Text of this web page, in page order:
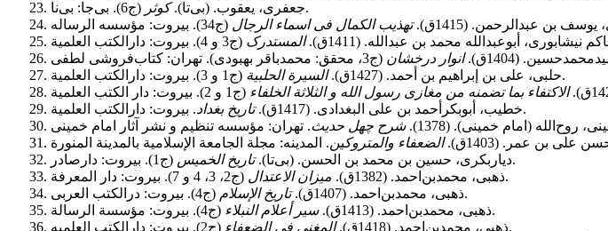
جعفری، یعقوب. (بی‌تا).کوثر
(ج6). بی‌جا: بی‌نا.
بن عبدالرحمن. (1415ق).
تهذیب الکمال فی اسماء الرجال
نیشابوری، أبوعبدالله محمد بن عبدالله. (1411ق).
المستدرک
(1404ق).
انوار درخشان
حلبی، علی بن إبراهیم بن أحمد. (1427ق).
السیرة الحلبیة
(ج1 و 3). بیروت: دارالکتب العلمیة.
الاکتفاء بما تضمنه من مغازی رسول الله و الثلاثة الخلفاء
خطیب، أبوبکرأحمد بن علی البغدادی. (1417ق).
تاریخ بغداد
. بیروت: دارالکتب العلمیة.
روح‌الله (امام خمینی). (1378).
شرح چهل حدیث
علی بن عمر. (1403ق).
الضعفاء والمتروکین
دیاربکری، حسین بن محمد بن الحسن. (بی‌تا).تاریخ الخمیس
(ج1). بیروت: دارصادر.
ذهبی، محمدبن‌احمد. (1382ق).
میزان الاعتدال
(ج2، 3، 4 و 7). بیروت: دار المعرفة.
ذهبی، محمدبن‌احمد. (1407ق).
تاریخ الإسلام
(ج4). بیروت: درالکتب العربی.
ذهبی، محمدبن‌احمد. (1413ق).
سیر أعلام النبلاء
(ج4). بیروت: مؤسسة الرسالة.
ذهبی، محمدبن‌احمد. (1418ق).
المغنی فی الضعفاء
(ج2). بیروت: دارالکتب العلمیه.